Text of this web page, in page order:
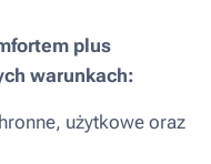
plus
warunkach:
użytkowe oraz